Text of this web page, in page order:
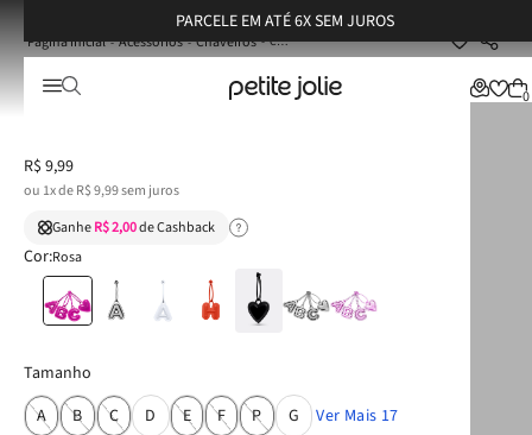
PARCELE EM ATÉ 6X SEM JUROS
0
Acessórios Chaveiros Chaveiro Petite Jolie de Letra Pink PJ6023
☆☆
Chaveiro Petite Jolie de Letra Pink PJ6023
R$ 9,99
ou 1x deR$9,99sem juros
GanheR$ 2,00de Cashback
Cor:Rosa
Tamanho
A
B C D E F P G Ver Mais 17